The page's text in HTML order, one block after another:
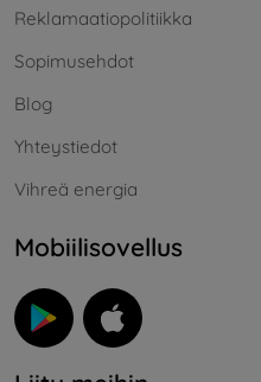
Reklamaatiopolitiikka
Sopimusehdot
Blog
Yhteystiedot
Vihreä energia
Mobiilisovellus